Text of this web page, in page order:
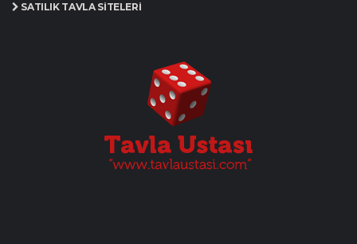
SATILIK TAVLA SITELERI